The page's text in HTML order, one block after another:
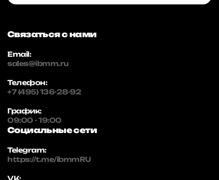
Связаться с нами
Email:
sales@ibmm.ru
Телефон:
+7 (495) 136-28-92
График:
09:00 - 19:00
Социальные сети
Telegram:
https://t.me/ibmmRU